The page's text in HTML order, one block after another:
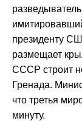
президенту
размещает
СССР строит
Гренада.
что третья
минуту.